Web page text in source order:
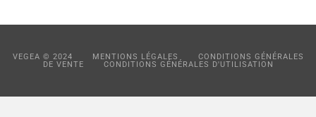
VEGEA © 2024 MENTIONS LÉGALES
CONDITIONS GÉNÉRALES
DE VENTE
CONDITIONS GÉNÉRALES D'UTILISATION